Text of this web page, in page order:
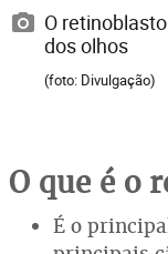
O
dos olhos
(foto: Divulgação)
O que é o
É o